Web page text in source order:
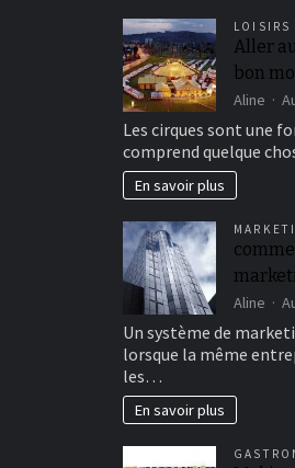
LOISIRS
Aller
bon
Aline
Les cirques sont une
comprend quelque
En savoir plus
Aline
Un système de
lorsque la même
les…
En savoir plus